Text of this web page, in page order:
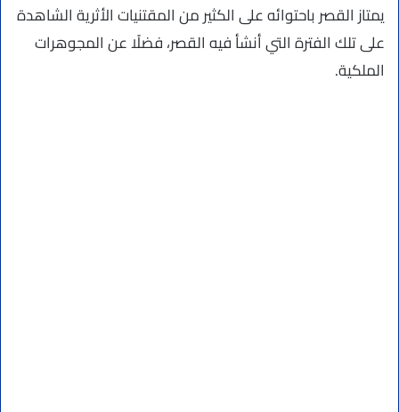
يمتاز القصر باحتوائه على الكثير من المقتنيات الأثرية الشاهدة
على تلك الفترة التي أنشأ فيه القصر، فضلًا عن المجوهرات
الملكية.